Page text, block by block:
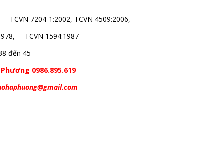
7204-1:2002, TCVN 4509:2006,
TCVN 1594:1987
đến 45
0986.895.619